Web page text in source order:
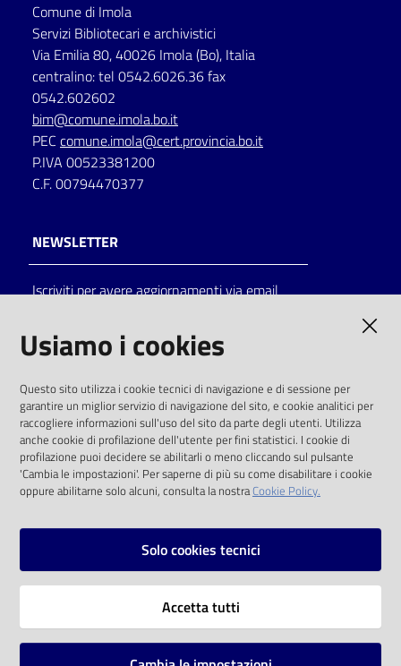
Seguici
su
Catalogo
Eventi
Chiedi al
bibliotecario
Avvisi
Comune di Imola
Servizi Bibliotecari e archivistici
Via Emilia 80, 40026 Imola (Bo), Italia
centralino: tel 0542.6026.36 fax
0542.602602
bim@comune.imola.bo.it
PEC comune.imola@cert.provincia.bo.it
P.IVA 00523381200
C.F. 00794470377
NEWSLETTER
Iscriviti per avere aggiornamenti via email
solo alle condizioni previste dalla direttiva
comunitaria 2003/98/CE e dal d.lgs. 36/2006
SOCIAL
Instagram
Vai alla pagina
Usiamo i cookies
Questo sito utilizza i cookie tecnici di navigazione e di sessione per
garantire un miglior servizio di navigazione del sito, e cookie analitici per
raccogliere informazioni sull'uso del sito da parte degli utenti. Utilizza
anche cookie di profilazione dell'utente per fini statistici. I cookie di
profilazione puoi decidere se abilitarli o meno cliccando sul pulsante
'Cambia le impostazioni'. Per saperne di più su come disabilitare i cookie
oppure abilitarne solo alcuni, consulta la nostraCookie Policy.
Solo cookies tecnici
Accetta tutti